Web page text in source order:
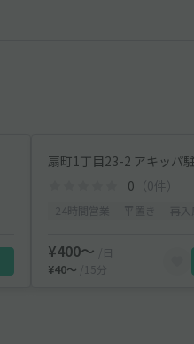
扇町1丁目23-2 アキッパ
0 （0件）
¥400〜
/日
¥40〜
/15分